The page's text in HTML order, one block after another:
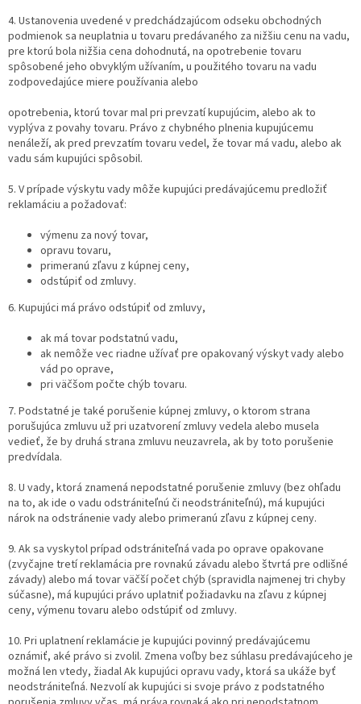
4. Ustanovenia uvedené v predchádzajúcom odseku obchodných
podmienok sa neuplatnia u tovaru predávaného za nižšiu cenu na vadu,
pre ktorú bola nižšia cena dohodnutá, na opotrebenie tovaru
spôsobené jeho obvyklým užívaním, u použitého tovaru na vadu
zodpovedajúce miere používania alebo
opotrebenia, ktorú tovar mal pri prevzatí kupujúcim, alebo ak to
vyplýva z povahy tovaru. Právo z chybného plnenia kupujúcemu
nenáleží, ak pred prevzatím tovaru vedel, že tovar má vadu, alebo ak
vadu sám kupujúci spôsobil.
5. V prípade výskytu vady môže kupujúci predávajúcemu predložiť
reklamáciu a požadovať:
výmenu za nový tovar,
opravu tovaru,
primeranú zľavu z kúpnej ceny,
odstúpiť od zmluvy.
6. Kupujúci má právo odstúpiť od zmluvy,
ak má tovar podstatnú vadu,
ak nemôže vec riadne užívať pre opakovaný výskyt vady alebo
vád po oprave,
pri väčšom počte chýb tovaru.
7. Podstatné je také porušenie kúpnej zmluvy, o ktorom strana
porušujúca zmluvu už pri uzatvorení zmluvy vedela alebo musela
vedieť, že by druhá strana zmluvu neuzavrela, ak by toto porušenie
predvídala.
8. U vady, ktorá znamená nepodstatné porušenie zmluvy (bez ohľadu
na to, ak ide o vadu odstrániteľnú či neodstrániteľnú), má kupujúci
nárok na odstránenie vady alebo primeranú zľavu z kúpnej ceny.
9. Ak sa vyskytol prípad odstrániteľná vada po oprave opakovane
(zvyčajne tretí reklamácia pre rovnakú závadu alebo štvrtá pre odlišné
závady) alebo má tovar väčší počet chýb (spravidla najmenej tri chyby
súčasne), má kupujúci právo uplatniť požiadavku na zľavu z kúpnej
ceny, výmenu tovaru alebo odstúpiť od zmluvy.
10. Pri uplatnení reklamácie je kupujúci povinný predávajúcemu
oznámiť, aké právo si zvolil. Zmena voľby bez súhlasu predávajúceho je
možná len vtedy, žiadal Ak kupujúci opravu vady, ktorá sa ukáže byť
neodstrániteľná. Nezvolí ak kupujúci si svoje právo z podstatného